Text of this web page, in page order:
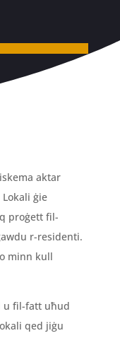
aktar
ġie
proġett fil-
r-residenti.
minn kull
u fil-fatt uħud
qed jiġu